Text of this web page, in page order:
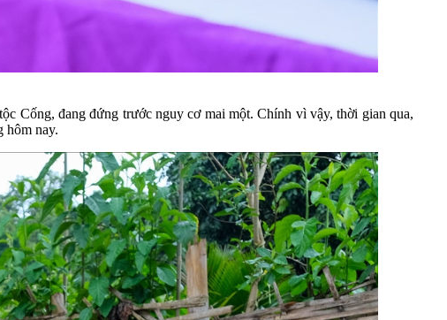
Cống, đang đứng trước nguy cơ mai một. Chính vì vậy, thời gian qua,
hôm nay.